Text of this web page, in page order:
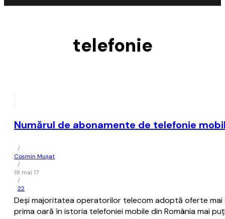
telefonie
Numărul de abonamente de telefonie
/
Cosmin Mușat
/
18 mai 17
/
22
Deşi majoritatea operatorilor telecom adoptă oferte
prima oară în istoria telefoniei mobile din România mai